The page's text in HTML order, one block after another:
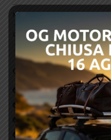
Numero di Cilindri
Optionals
ABS
Autoradio
Bluetooth
Carplay/Android Auto